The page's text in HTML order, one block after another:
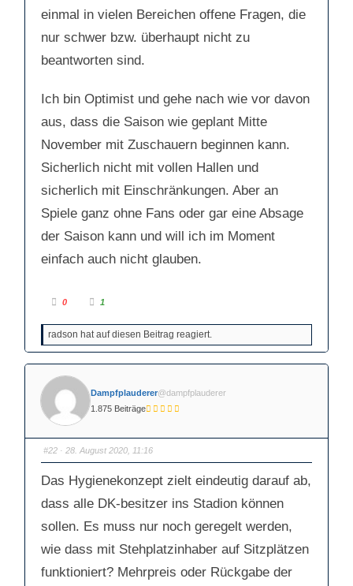
einmal in vielen Bereichen offene Fragen, die
nur schwer bzw. überhaupt nicht zu
beantworten sind.
Ich bin Optimist und gehe nach wie vor davon
aus, dass die Saison wie geplant Mitte
November mit Zuschauern beginnen kann.
Sicherlich nicht mit vollen Hallen und
sicherlich mit Einschränkungen. Aber an
Spiele ganz ohne Fans oder gar eine Absage
der Saison kann und will ich im Moment
einfach auch nicht glauben.
l
i
c
k
f
r
a
u
e
n
n
a
h
n
t
0
l
i
c
k
r
D
a
e
n
n
a
c
h
.
1
radson hat auf diesen Beitrag reagiert.
Dampfplauderer@dampfplauderer
1.875 Beiträge
#22 · 28. August 2020, 11:16
Das Hygienekonzept zielt eindeutig darauf ab,
dass alle DK-besitzer ins Stadion können
sollen. Es muss nur noch geregelt werden,
wie dass mit Stehplatzinhaber auf Sitzplätzen
funktioniert? Mehrpreis oder Rückgabe der